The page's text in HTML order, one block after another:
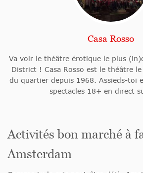
Casa Rosso
Va voir le théâtre érotique le plus
District ! Casa Rosso est le théâtre
du quartier depuis 1968. Assieds-toi
spectacles 18+ en direct
Activités bon marché à
Amsterdam